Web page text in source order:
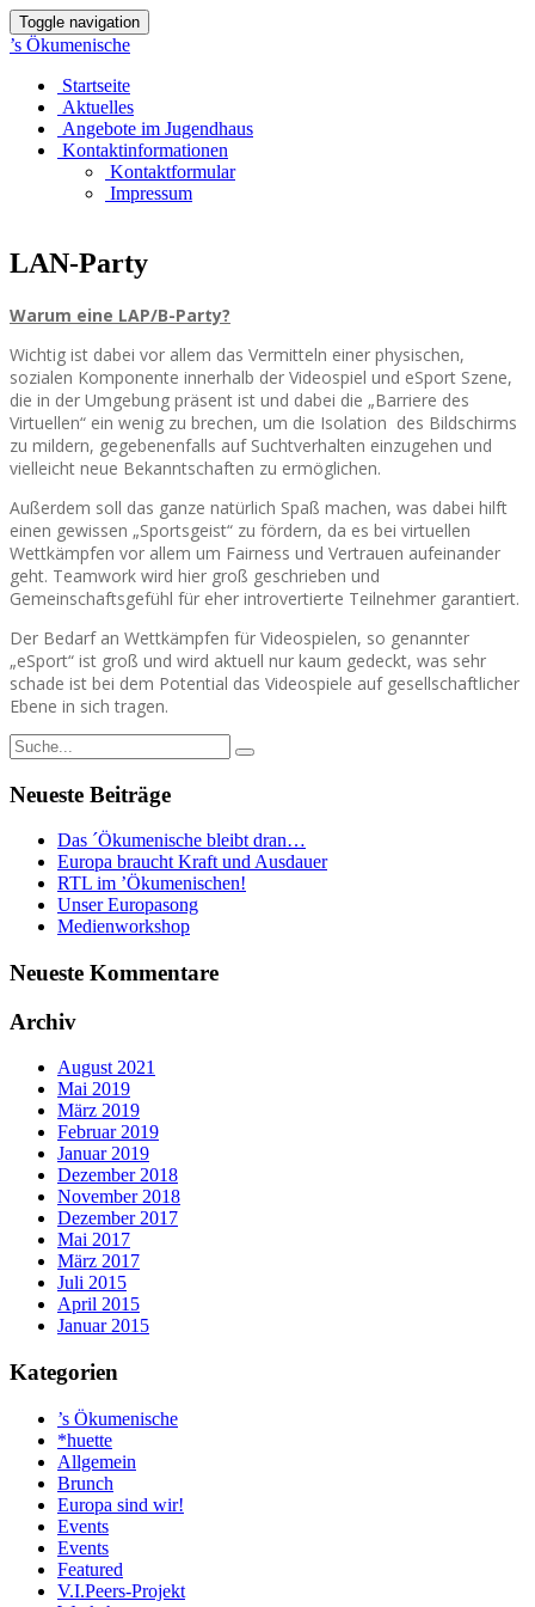
Toggle navigation
’s Ökumenische
Startseite
Aktuelles
Angebote im Jugendhaus
Kontaktinformationen
Kontaktformular
Impressum
LAN-Party
Warum eine LAP/B-Party?
Wichtig ist dabei vor allem das Vermitteln einer physischen,
sozialen Komponente innerhalb der Videospiel und eSport Szene,
die in der Umgebung präsent ist und dabei die „Barriere des
Virtuellen“ ein wenig zu brechen, um die Isolation des Bildschirms
zu mildern, gegebenenfalls auf Suchtverhalten einzugehen und
vielleicht neue Bekanntschaften zu ermöglichen.
Außerdem soll das ganze natürlich Spaß machen, was dabei hilft
einen gewissen „Sportsgeist“ zu fördern, da es bei virtuellen
Wettkämpfen vor allem um Fairness und Vertrauen aufeinander
geht. Teamwork wird hier groß geschrieben und
Gemeinschaftsgefühl für eher introvertierte Teilnehmer garantiert.
Der Bedarf an Wettkämpfen für Videospielen, so genannter
„eSport“ ist groß und wird aktuell nur kaum gedeckt, was sehr
schade ist bei dem Potential das Videospiele auf gesellschaftlicher
Ebene in sich tragen.
Neueste Beiträge
Das ´Ökumenische bleibt dran…
Europa braucht Kraft und Ausdauer
RTL im ’Ökumenischen!
Unser Europasong
Medienworkshop
Neueste Kommentare
Archiv
August 2021
Mai 2019
März 2019
Februar 2019
Januar 2019
Dezember 2018
November 2018
Dezember 2017
Mai 2017
März 2017
Juli 2015
April 2015
Januar 2015
Kategorien
’s Ökumenische
*huette
Allgemein
Brunch
Europa sind wir!
Events
Events
Featured
V.I.Peers-Projekt